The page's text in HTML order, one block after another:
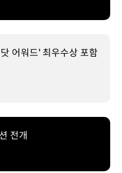
어워드' 최우수상 포함
전개